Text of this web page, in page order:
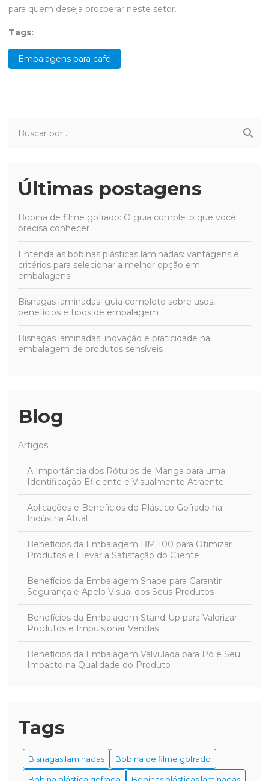
para quem deseja prosperar neste setor.
Tags:
Embalagens para café
Últimas postagens
Bobina de filme gofrado: O guia completo que você
precisa conhecer
Entenda as bobinas plásticas laminadas: vantagens e
critérios para selecionar a melhor opção em
embalagens
Bisnagas laminadas: guia completo sobre usos,
benefícios e tipos de embalagem
Bisnagas laminadas: inovação e praticidade na
embalagem de produtos sensíveis
Blog
Artigos
A Importância dos Rótulos de Manga para uma
Identificação Eficiente e Visualmente Atraente
Aplicações e Benefícios do Plástico Gofrado na
Indústria Atual
Benefícios da Embalagem BM 100 para Otimizar
Produtos e Elevar a Satisfação do Cliente
Benefícios da Embalagem Shape para Garantir
Segurança e Apelo Visual dos Seus Produtos
Benefícios da Embalagem Stand-Up para Valorizar
Produtos e Impulsionar Vendas
Benefícios da Embalagem Valvulada para Pó e Seu
Impacto na Qualidade do Produto
Benefícios da Embalagem Ziplock para Conservação
e Organização Eficiente de Alimentos
Benefícios da Embalagem Ziplock para Melhorar Sua
Rotina de Organização e Armazenamento
Tags
Bisnagas laminadas Bobina de filme gofrado